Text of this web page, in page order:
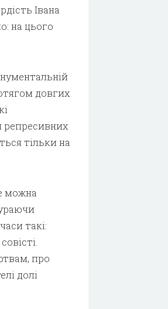
Івана
на цього
довгих
репресивних
тільки на
можна
такі:
про
долі